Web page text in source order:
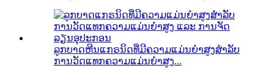
ລູກບາດຫີນແກຣນິດທີ່ມີຄວາມແມ່ນຍໍາສູງສໍາລັບ
ການວັດແທກຄວາມແມ່ນຍໍາສູງ...